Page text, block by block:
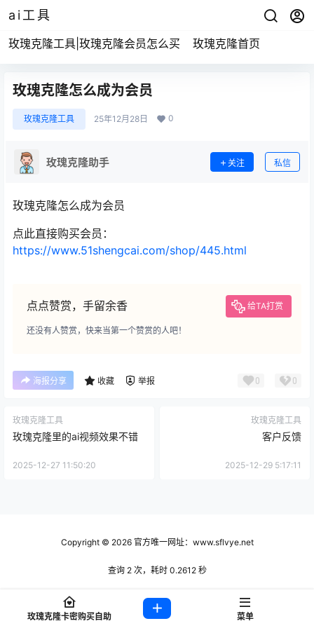
ai工具
玫瑰克隆工具|玫瑰克隆会员怎么买 玫瑰克隆首页
玫瑰克隆怎么成为会员
玫瑰克隆工具 25年12月28日 0
玫瑰克隆助手 关注 私信
玫瑰克隆怎么成为会员
点此直接购买会员：
https://www.51shengcai.com/shop/445.html
点点赞赏，手留余香 给TA打赏
还没有人赞赏，快来当第一个赞赏的人吧！
海报分享 收藏 举报 0 0
玫瑰克隆工具
玫瑰克隆里的ai视频效果不错
2025-12-27 11:50:20
玫瑰克隆工具
客户反馈
2025-12-29 5:17:11
Copyright © 2026官方唯一网址：www.sflvye.net
查询 2 次，耗时 0.2612 秒
玫瑰克隆卡密购买自助 菜单